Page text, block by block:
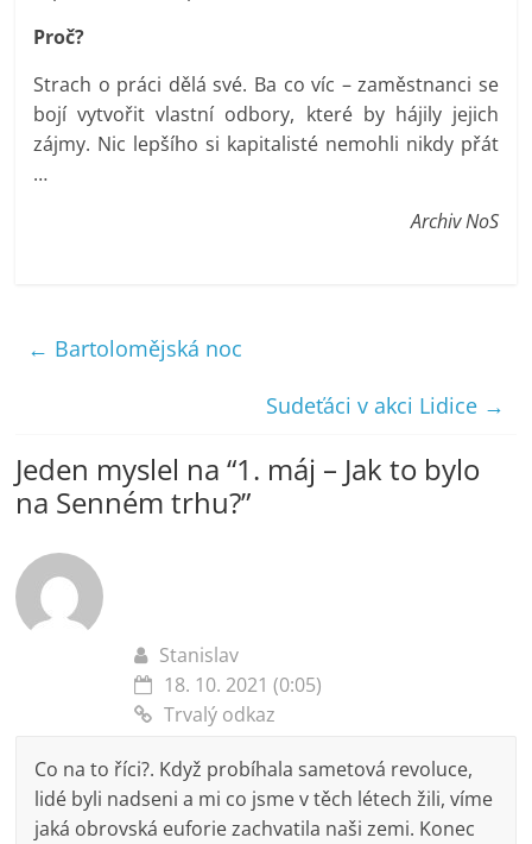
Proč?
Strach o práci dělá své. Ba co víc – zaměstnanci se
bojí vytvořit vlastní odbory, které by hájily jejich
zájmy. Nic lepšího si kapitalisté nemohli nikdy přát
…
Archiv NoS
← Bartolomějská noc
Sudeťáci v akci Lidice →
Jeden myslel na “1. máj – Jak to bylo
na Senném trhu?”
Stanislav
18. 10. 2021 (0:05)
Trvalý odkaz
Co na to říci?. Když probíhala sametová revoluce,
lidé byli nadseni a mi co jsme v těch létech žili, víme
jaká obrovská euforie zachvatila naši zemi. Konec